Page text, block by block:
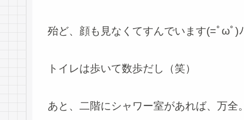
殆ど、顔も見なくてすんでいます(=ﾟωﾟ)ﾉ
トイレは歩いて数歩だし（笑）
あと、二階にシャワー室があれば、万全。